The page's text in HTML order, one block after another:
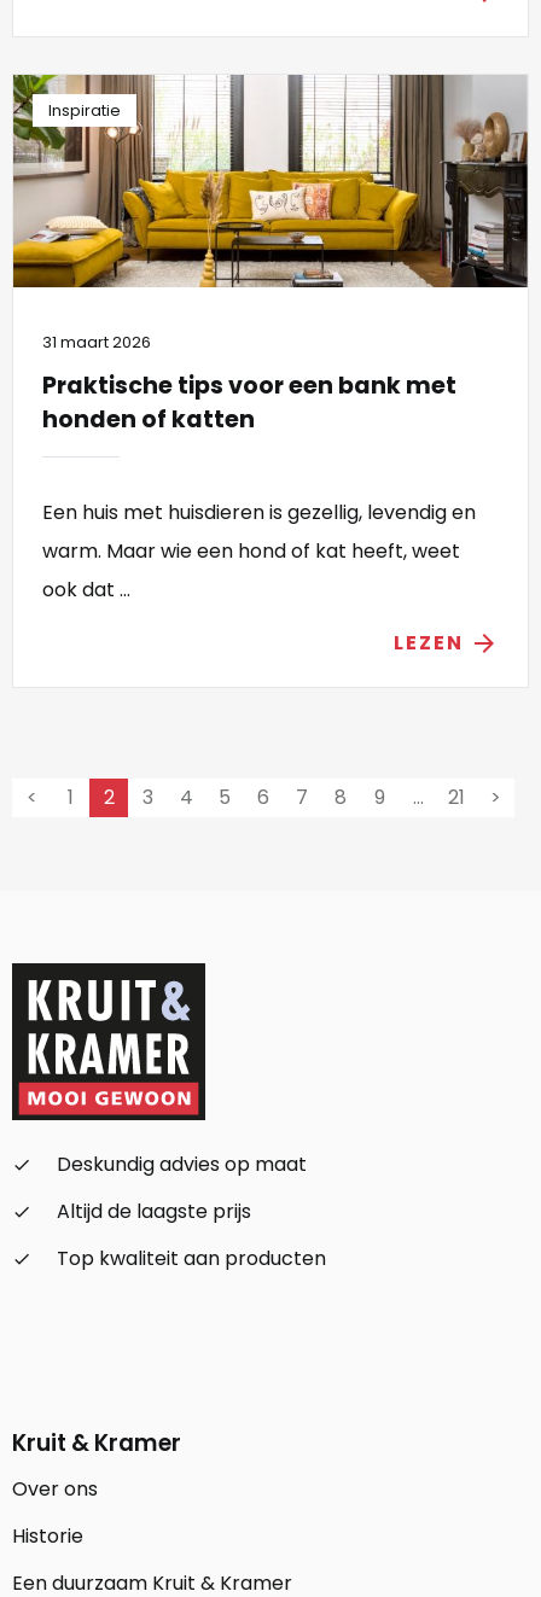
Inspiratie
31 maart 2026
Praktische tips voor een bank met
honden of katten
Een huis met huisdieren is gezellig, levendig en
warm. Maar wie een hond of kat heeft, weet
ook dat ...
LEZEN arrow_forward
< 1 2 3 4 5 6 7 8 9 … 21 >
check_small
Deskundig advies op maat
check_small
Altijd de laagste prijs
check_small
Top kwaliteit aan producten
Kruit & Kramer
Over ons
Historie
Een duurzaam Kruit & Kramer